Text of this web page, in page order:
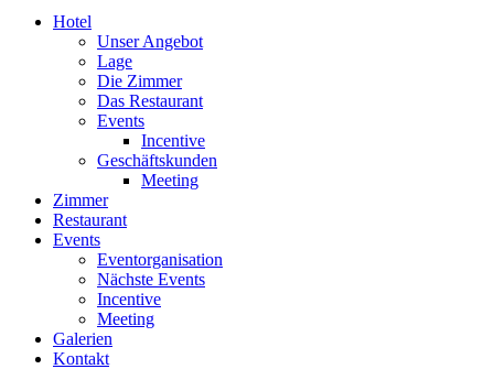
Hotel
Unser Angebot
Lage
Die Zimmer
Das Restaurant
Events
Incentive
Geschäftskunden
Meeting
Zimmer
Restaurant
Events
Eventorganisation
Nächste Events
Incentive
Meeting
Galerien
Kontakt